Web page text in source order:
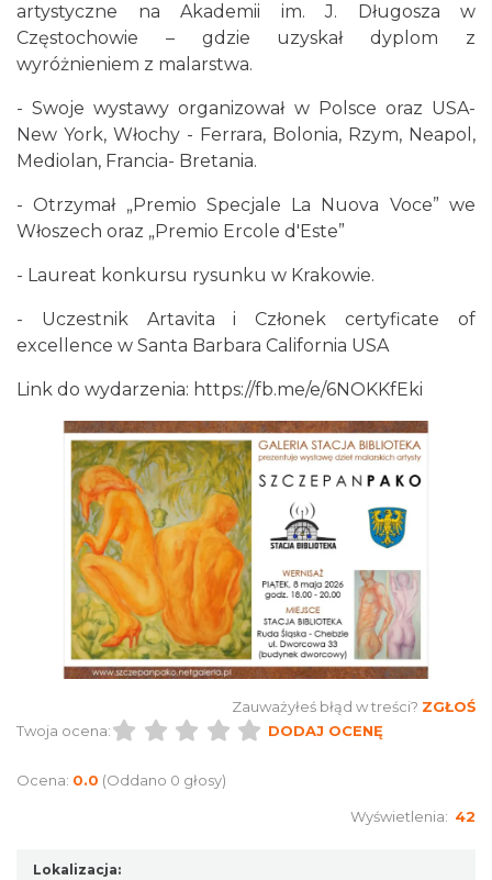
Silesia Memoriał Kamili Skolimowskiej
Chorzów
2026-08-23
6.33 km
Silesia Marathon 2026
Chorzów
2026-10-04
6.33 km
Fajer Festiwal 2026
2026-08-28
6.33 km
artystyczne na Akademii im. J. Długosza w
Częstochowie – gdzie uzyskał dyplom z
wyróżnieniem z malarstwa.
- Swoje wystawy organizował w Polsce oraz USA-
New York, Włochy - Ferrara, Bolonia, Rzym, Neapol,
Mediolan, Francia- Bretania.
- Otrzymał „Premio Specjale La Nuova Voce” we
Włoszech oraz „Premio Ercole d'Este”
- Laureat konkursu rysunku w Krakowie.
- Uczestnik Artavita i Członek certyficate of
excellence w Santa Barbara California USA
Link do wydarzenia: https://fb.me/e/6NOKKfEki
Zauważyłeś błąd w treści? ZGŁOŚ
Twoja ocena:
DODAJ OCENĘ
Ocena: 0.0 (Oddano 0 głosy)
Wyświetlenia: 42
Lokalizacja: